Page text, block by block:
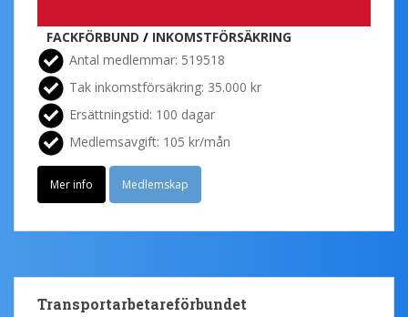
FACKFÖRBUND / INKOMSTFÖRSÄKRING
Antal medlemmar: 519518
Tak inkomstförsäkring: 35.000 kr
Ersättningstid: 100 dagar
Medlemsavgift: 105 kr/mån
Mer info Medlemskap
Transportarbetareförbundet